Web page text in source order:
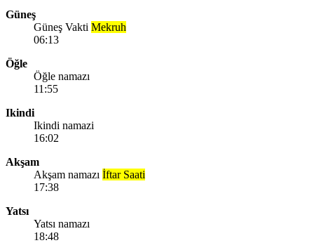
Güneş
Güneş Vakti Mekruh
06:13
Öğle
Öğle namazı
11:55
Ikindi
Ikindi namazi
16:02
Akşam
Akşam namazı İftar Saati
17:38
Yatsı
Yatsı namazı
18:48